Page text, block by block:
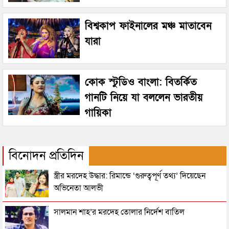
বিশ্বকাপ ফাইনালের মঞ্চ মাতাবেন
যারা
কোক স্টুডিও বাংলা: বিতর্কিত
গানটি নিয়ে যা বললেন ভারতীয়
গায়িকা
বিনোদন প্রতিদিন
স্ত্রীর মরদেহ উদ্ধার: রিমান্ডে ‘গুরুত্বপূর্ণ তথ্য’ দিয়েছেন
অভিনেতা আলভী
সালমান শাহ’র মরদেহ তোলার নির্দেশ বাতিল